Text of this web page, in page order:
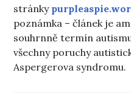
stránky
poznámka – článek je
souhrnně termín
všechny poruchy
Aspergerova syndromu.